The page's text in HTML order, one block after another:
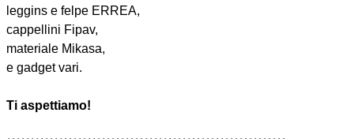
leggins e felpe ERREA,
cappellini Fipav,
materiale Mikasa,
e gadget vari.
Ti aspettiamo!